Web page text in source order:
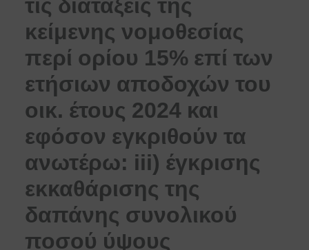
κείμενης νομοθεσίας
περί ορίου 15% επί των
ετήσιων αποδοχών του
οικ. έτους 2024 και
εφόσον εγκριθούν τα
ανωτέρω: iii) έγκρισης
εκκαθάρισης της
δαπάνης συνολικού
ποσού ύψους